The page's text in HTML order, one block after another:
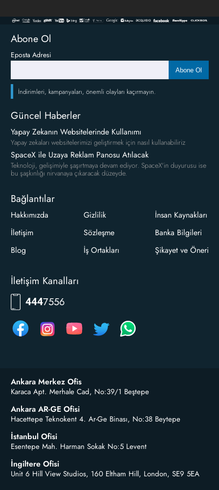
Abone Ol
Eposta Adresi
Abone Ol
İndirimleri, kampanyaları, önemli olayları kaçırmayın.
Güncel Haberler
Yapay Zekanın Websitelerinde Kullanımı
Yapay zekaları websitelerimizi geliştirmek için nasıl kullanabiliriz
SpaceX ile Uzaya Reklam Panosu Atılacak
Teknoloji, gelişimiyle şaşırtmaya devam ediyor. SpaceX'in duyurusu ise
bu şaşkınlığı nirvanaya çıkaracak düzeyde.
Bağlantılar
Hakkımızda
İletişim
Blog
Gizlilik
Sözleşme
İş Ortakları
İnsan Kaynakları
Banka Bilgileri
Şikayet ve Öneri
İletişim Kanalları
444RKLM
Ankara Merkez Ofis
Karaca Apt. Merhale Cad, No:39/1 Beştepe
Ankara AR-GE Ofisi
Hacettepe Teknokent 4. Ar-Ge Binası, No:38 Beytepe
İstanbul Ofisi
Esentepe Mah. Harman Sokak No:5 Levent
İngiltere Ofisi
Unit 6 Hill View Studios, 160 Eltham Hill, London, SE9 5EA